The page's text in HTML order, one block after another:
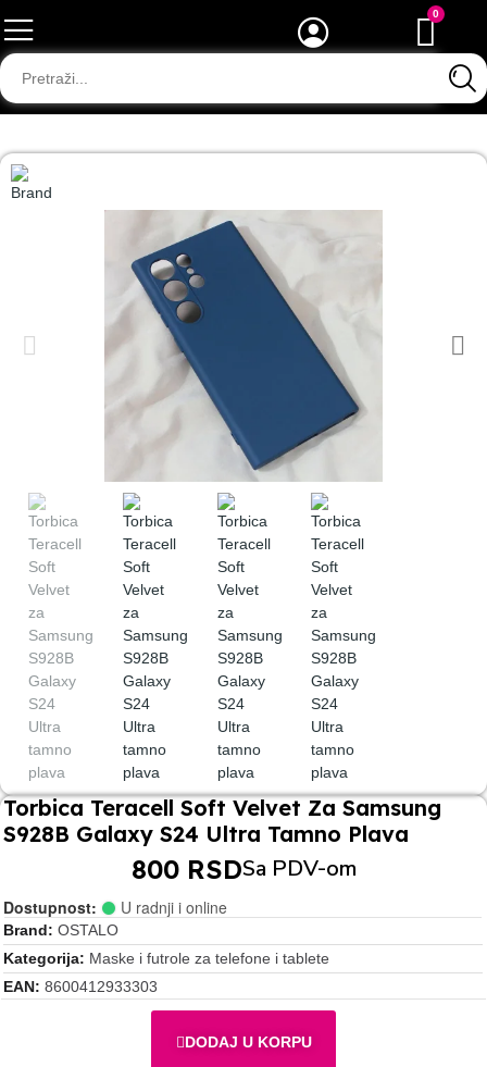
Torbica Teracell Soft Velvet Za Samsung
S928B Galaxy S24 Ultra Tamno Plava
800 RSDSa PDV-om
Dostupnost: U radnji i online
Brand
OSTALO
Kategorija
Maske i futrole za telefone i tablete
EAN 8600412933303
DODAJ U KORPU